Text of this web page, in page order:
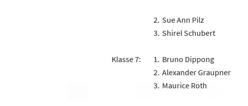
2. Sue Ann Pilz
3. Shirel Schubert
Klasse 7: 1. Bruno Dippong
2. Alexander Graupner
3. Maurice Roth